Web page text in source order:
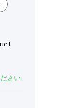
さい.